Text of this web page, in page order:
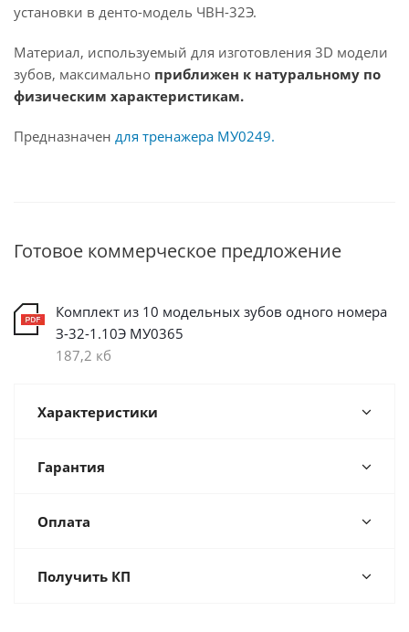
установки в денто-модель ЧВН-32Э.
Материал, используемый для изготовления 3D модели
зубов, максимально приближен к натуральному по
физическим характеристикам.
Предназначен для тренажера МУ0249.
Готовое коммерческое предложение
Комплект из 10 модельных зубов одного номера
З-32-1.10Э МУ0365
187,2 кб
Характеристики
Гарантия
Оплата
Получить КП